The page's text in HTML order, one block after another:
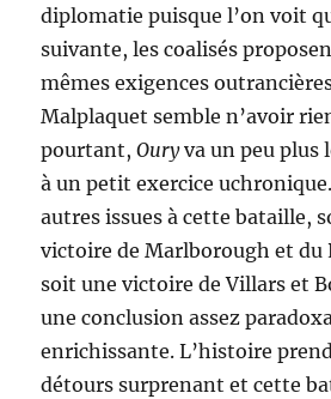
diplomatie puisque l’on voit
suivante, les coalisés
mêmes exigences
Malplaquet semble n’avoir
pourtant,Ouryva un peu plus
à un petit exercice
autres issues à cette bataille,
victoire de Marlborough et du
soit une victoire de Villars et
une conclusion assez
enrichissante. L’histoire
détours surprenant et cette